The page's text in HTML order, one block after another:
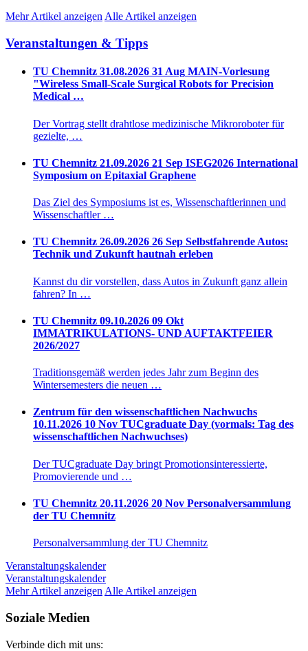
Mehr Artikel anzeigen Alle Artikel anzeigen
Veranstaltungen & Tipps
TU Chemnitz 31.08.2026 31 Aug MAIN-Vorlesung
"Wireless Small-Scale Surgical Robots for Precision
Medical …
Der Vortrag stellt drahtlose medizinische Mikroroboter für
gezielte, …
TU Chemnitz 21.09.2026 21 Sep ISEG2026 International
Symposium on Epitaxial Graphene
Das Ziel des Symposiums ist es, Wissenschaftlerinnen und
Wissenschaftler …
TU Chemnitz 26.09.2026 26 Sep Selbstfahrende Autos:
Technik und Zukunft hautnah erleben
Kannst du dir vorstellen, dass Autos in Zukunft ganz allein
fahren? In …
TU Chemnitz 09.10.2026 09 Okt
IMMATRIKULATIONS- UND AUFTAKTFEIER
2026/2027
Traditionsgemäß werden jedes Jahr zum Beginn des
Wintersemesters die neuen …
Zentrum für den wissenschaftlichen Nachwuchs
10.11.2026 10 Nov TUCgraduate Day (vormals: Tag des
wissenschaftlichen Nachwuchses)
Der TUCgraduate Day bringt Promotionsinteressierte,
Promovierende und …
TU Chemnitz 20.11.2026 20 Nov Personalversammlung
der TU Chemnitz
Personalversammlung der TU Chemnitz
Veranstaltungskalender
Veranstaltungskalender
Mehr Artikel anzeigen Alle Artikel anzeigen
Soziale Medien
Verbinde dich mit uns: